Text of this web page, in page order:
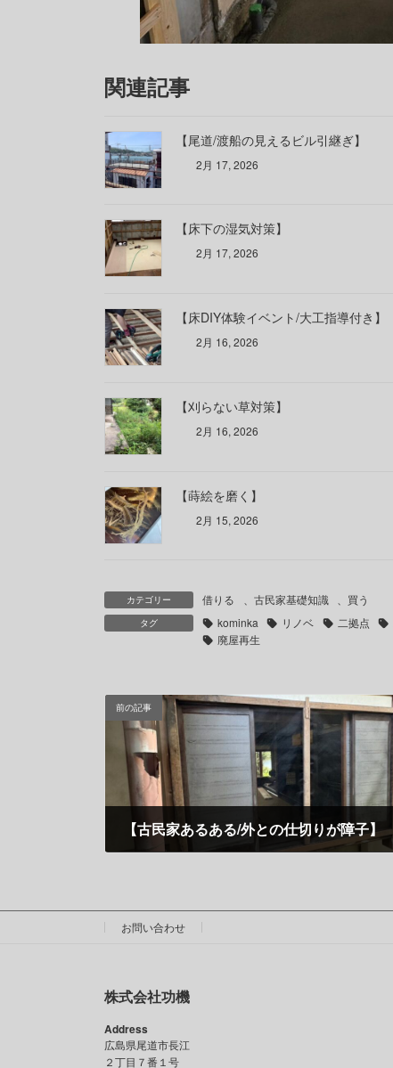
関連記事
【尾道/渡船の見えるビル引継ぎ】
2月 17, 2026
【床下の湿気対策】
2月 17, 2026
【床DIY体験イベント/大工指導付き】
2月 16, 2026
【刈らない草対策】
2月 16, 2026
【蒔絵を磨く】
2月 15, 2026
カテゴリー 借りる 、 古民家基礎知識 、 買う
タグ kominka リノベ 二拠点
廃屋再生
前の記事
【古民家あるある/外との仕切りが障子】
お問い合わせ
株式会社功機
Address
広島県尾道市長江
２丁目７番１号